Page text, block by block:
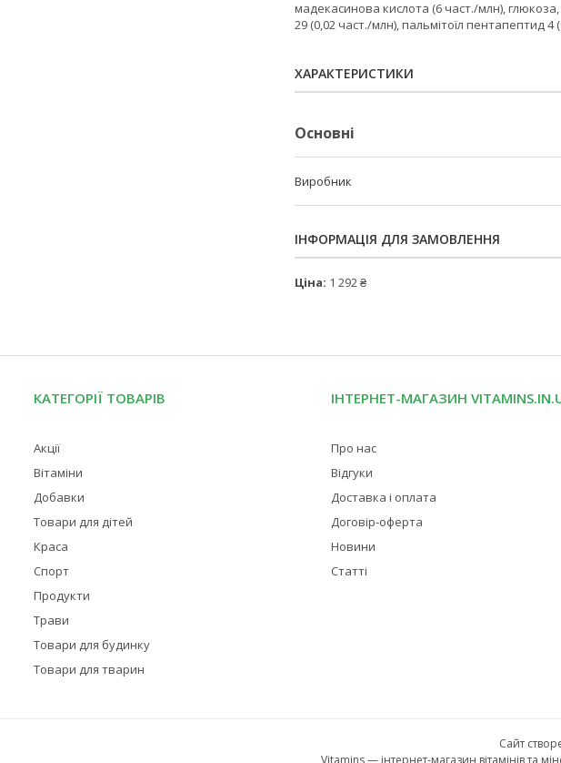
мадекасинова кислота (6 част./млн),
29 (0,02 част./млн), пальмітоїл пентапептид 4
ХАРАКТЕРИСТИКИ
Основні
Виробник
ІНФОРМАЦІЯ ДЛЯ ЗАМОВЛЕННЯ
Ціна: 1 292 ₴
КАТЕГОРІЇ ТОВАРІВ
Акції
Вітаміни
Добавки
Товари для дітей
Краса
Спорт
Продукти
Трави
Товари для будинку
Товари для тварин
ІНТЕРНЕТ-МАГАЗИН
Про нас
Відгуки
Доставка і оплата
Договір-оферта
Новини
Статті
Сайт